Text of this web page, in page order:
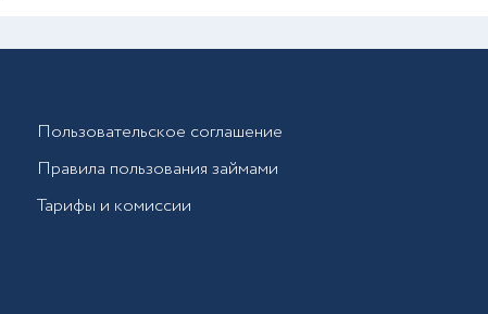
Пользовательское соглашение
Правила пользования займами
Тарифы и комиссии